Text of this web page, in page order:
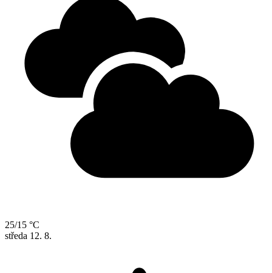
25/15 °C
středa 12. 8.